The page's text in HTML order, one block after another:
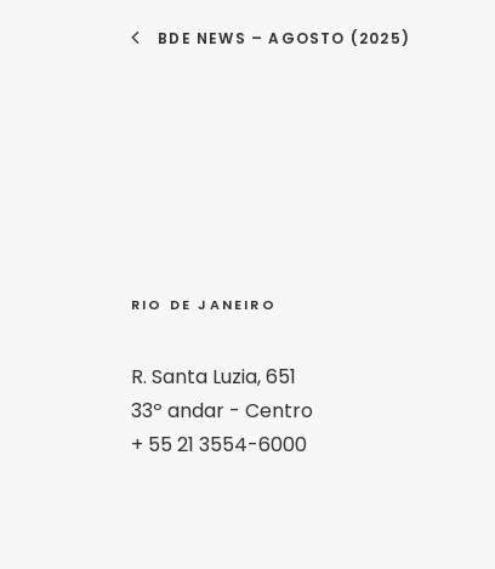
BDE NEWS – AGOSTO (2025)
RIO DE JANEIRO
R. Santa Luzia, 651
33º andar - Centro
+ 55 21 3554-6000